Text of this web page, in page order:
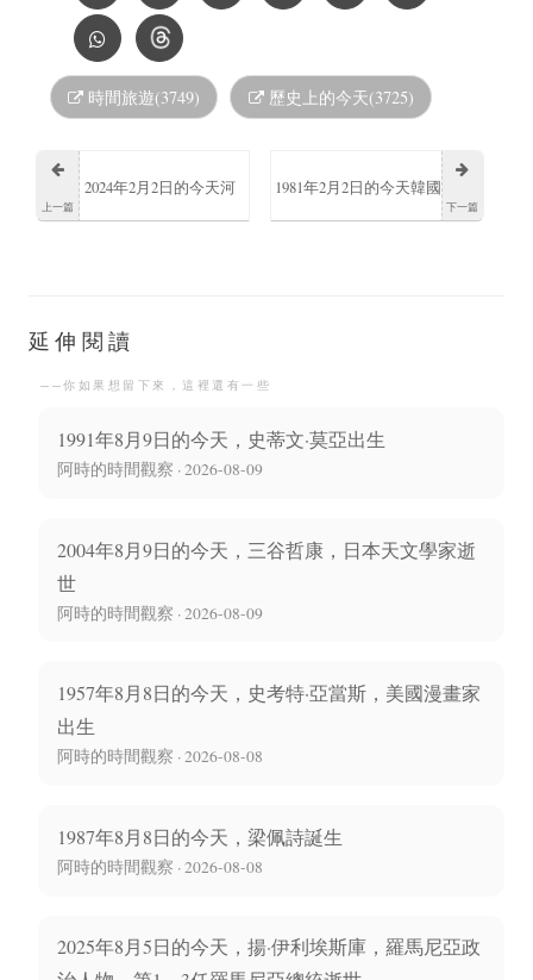
時間旅遊(3749) 歷史上的今天(3725)
上一篇
2024年2月2日的今天河
逝世（1965年出生）
下一篇
1981年2月2日的今天韓國
延伸閱讀
──你如果想留下來，這裡還有一些
1991年8月9日的今天，史蒂文·莫亞出生
阿時的時間觀察 · 2026-08-09
2004年8月9日的今天，三谷哲康，日本天文學家逝
世
阿時的時間觀察 · 2026-08-09
1957年8月8日的今天，史考特·亞當斯，美國漫畫家
出生
阿時的時間觀察 · 2026-08-08
1987年8月8日的今天，梁佩詩誕生
阿時的時間觀察 · 2026-08-08
2025年8月5日的今天，揚·伊利埃斯庫，羅馬尼亞政